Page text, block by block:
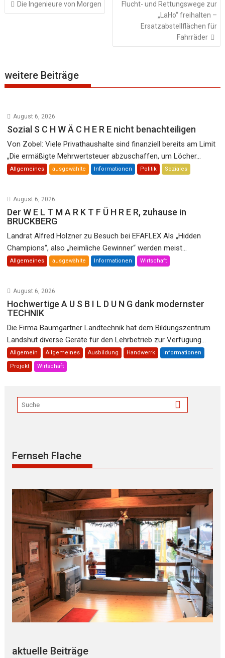
Die Ingenieure von Morgen
Flucht- und Rettungswege zur
„LaHo“ freihalten –
Ersatzabstellflächen für
Fahrräder
weitere Beiträge
August 6, 2026
Sozial S C H W Ä C H E R E nicht benachteiligen
Von Zobel: Viele Privathaushalte sind finanziell bereits am Limit
„Die ermäßigte Mehrwertsteuer abzuschaffen, um Löcher...
Allgemeines ausgewählte Informationen Politik Soziales
August 6, 2026
Der W E L T M A R K T F Ü H R E R, zuhause in
BRUCKBERG
Landrat Alfred Holzner zu Besuch bei EFAFLEX Als „Hidden
Champions“, also „heimliche Gewinner“ werden meist...
Allgemeines ausgewählte Informationen Wirtschaft
August 6, 2026
Hochwertige A U S B I L D U N G dank modernster
TECHNIK
Die Firma Baumgartner Landtechnik hat dem Bildungszentrum
Landshut diverse Geräte für den Lehrbetrieb zur Verfügung...
Allgemein Allgemeines Ausbildung Handwerrk Informationen
Projekt Wirtschaft
Fernseh Flache
aktuelle Beiträge